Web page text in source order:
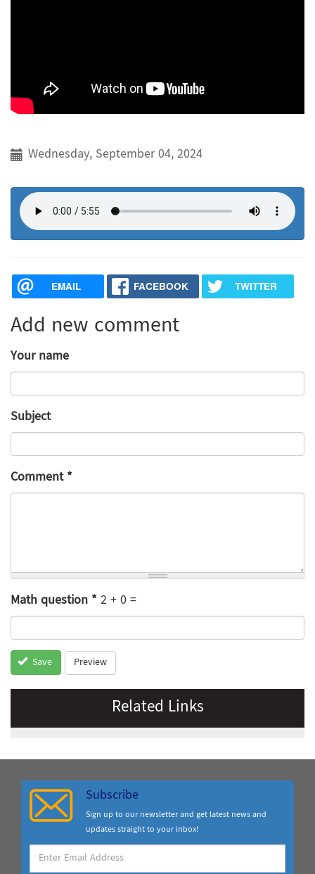
Wednesday, September 04, 2024
EMAIL FACEBOOK TWITTER
Add new comment
Your name
Subject
Comment*
Math question*2 + 0 =
Save Preview
Related Links
Subscribe
Sign up to our newsletter and get latest news and
updates straight to your inbox!